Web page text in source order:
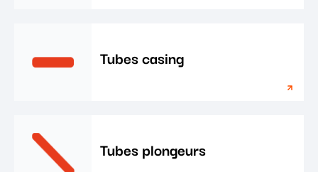
Tubes casing
Tubes plongeurs